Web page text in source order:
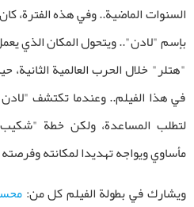
السنوات الماضية.. وفي هذه الفترة،
بإسم "لادن".. ويتحول المكان الذي
"هتلر" خلال الحرب العالمية
في هذا الفيلم.. وعندما تكتشف
لتطلب المساعدة، ولكن خطة
مأساوي ويواجه تهديدا لمكانته
ويشارك في بطولة الفيلم كل من: